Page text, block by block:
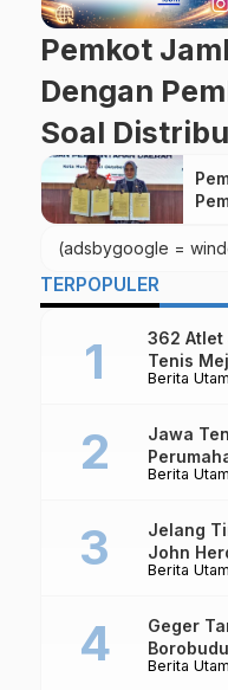
Pemkot
Dengan
Soal
(adsbygoogle =
TERPOPULER
Berita
362 Atlet
Tenis
Kekuatan
Berita
Jawa
Triliun
Berita
Jelang
John
Berita
Geger
Alat